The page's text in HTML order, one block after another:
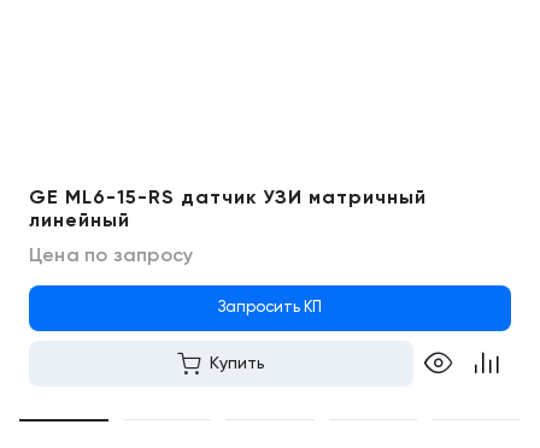
GE ML6-15-RS датчик УЗИ матричный
линейный
Цена по запросу
Запросить КП
Купить